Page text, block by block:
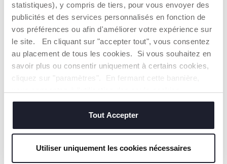
statistiques), y compris de tiers, pour vous envoyer des
publicités et des services personnalisés en fonction de
vos préférences ou afin d'améliorer votre expérience sur
le site. En cliquant sur "accepter tout", vous consentez
au placement de tous les cookies. Si vous souhaitez en
savoir plus ou consentir uniquement à certains cookies,
cliquez sur "paramètres". En fermant cette bannière,
techniques, qui sont essentiels au service demandé.
Tout Accepter
Utiliser uniquement les cookies nécessaires
LES CONSEILS POUR LES PREMIERS PAS